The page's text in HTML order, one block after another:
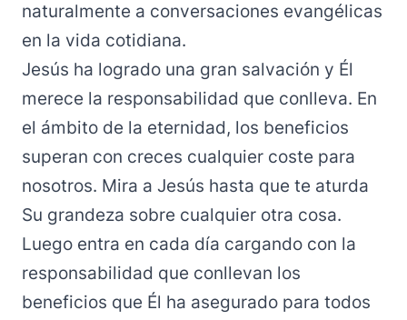
naturalmente a conversaciones evangélicas
en la vida cotidiana.
Jesús ha logrado una gran salvación y Él
merece la responsabilidad que conlleva. En
el ámbito de la eternidad, los beneficios
superan con creces cualquier coste para
nosotros. Mira a Jesús hasta que te aturda
Su grandeza sobre cualquier otra cosa.
Luego entra en cada día cargando con la
responsabilidad que conllevan los
beneficios que Él ha asegurado para todos